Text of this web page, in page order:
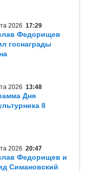
2026 17:29
Федорищев
госнаграды
2026 13:48
Дня
8
2026 20:47
Федорищев и
Симановский